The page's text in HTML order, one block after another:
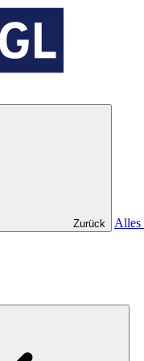
Zurück
Alles